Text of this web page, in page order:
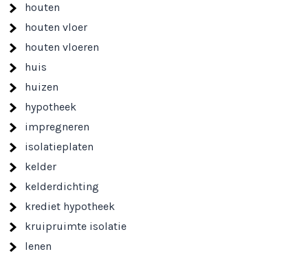
houten
houten vloer
houten vloeren
huis
huizen
hypotheek
impregneren
isolatieplaten
kelder
kelderdichting
krediet hypotheek
kruipruimte isolatie
lenen